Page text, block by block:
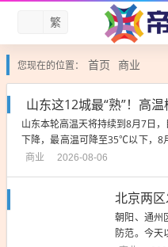
繁
您现在的位置： 首页 商业
山东本轮高温天将持续到8月7日
下降，最高温可降至35℃以下，8
7℃。山东省气象台8月6日06时
商业 2026-08-06
朝阳、通州
防范。今天